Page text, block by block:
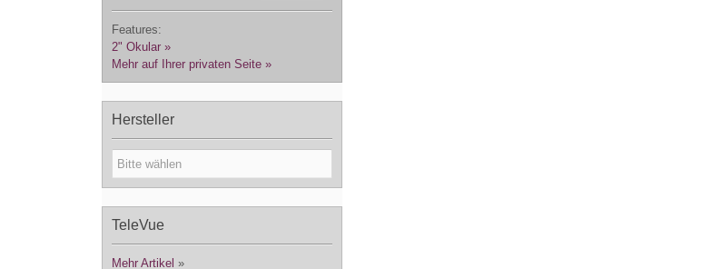
Features:
2" Okular »
Mehr auf Ihrer privaten Seite »
Hersteller
TeleVue
Mehr Artikel »